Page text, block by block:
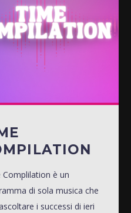
Complilation è un
di sola musica che
i successi di ieri